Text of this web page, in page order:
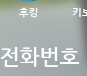
후킹 키
전화번호